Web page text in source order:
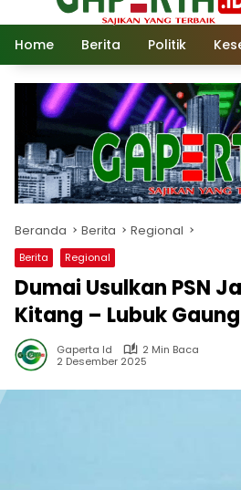
Home Berita Politik
Beranda Berita Regional
Berita Regional
Dumai Usulkan PSN
Kitang – Lubuk Gaung
Gaperta Id
2 Min Baca
2 Desember 2025